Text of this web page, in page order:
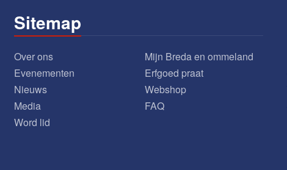
Sitemap
Over ons
Evenementen
Nieuws
Media
Word lid
Mijn Breda en ommeland
Erfgoed praat
Webshop
FAQ